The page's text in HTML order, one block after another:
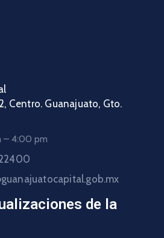
Centro. Guanajuato, Gto.
– 4:00 pm
de la